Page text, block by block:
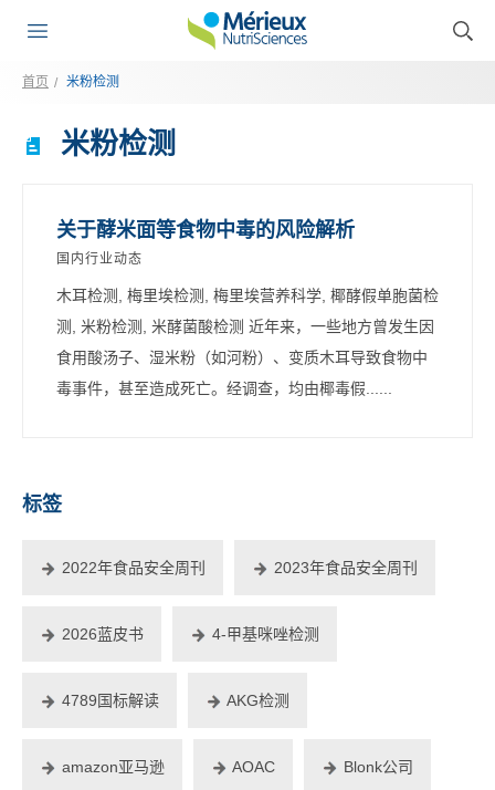
首页 米粉检测
米粉检测
关于酵米面等食物中毒的风险解析
国内行业动态
木耳检测, 梅里埃检测, 梅里埃营养科学, 椰酵假单胞菌检
测, 米粉检测, 米酵菌酸检测 近年来，一些地方曾发生因
食用酸汤子、湿米粉（如河粉）、变质木耳导致食物中
毒事件，甚至造成死亡。经调查，均由椰毒假......
标签
2022年食品安全周刊 2023年食品安全周刊
2026蓝皮书 4-甲基咪唑检测
4789国标解读 AKG检测
amazon亚马逊 AOAC Blonk公司